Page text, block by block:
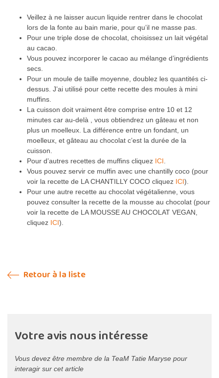
Veillez à ne laisser aucun liquide rentrer dans le chocolat
lors de la fonte au bain marie, pour qu’il ne masse pas.
Pour une triple dose de chocolat, choisissez un lait végétal
au cacao.
Vous pouvez incorporer le cacao au mélange d’ingrédients
secs.
Pour un moule de taille moyenne, doublez les quantités ci-
dessus. J’ai utilisé pour cette recette des moules à mini
muffins.
La cuisson doit vraiment être comprise entre 10 et 12
minutes car au-delà , vous obtiendrez un gâteau et non
plus un moelleux. La différence entre un fondant, un
moelleux, et gâteau au chocolat c’est la durée de la
cuisson.
Pour d’autres recettes de muffins cliquez ICI
Vous pouvez servir ce muffin avec une chantilly coco (pour
voir la recette de LA CHANTILLY COCO cliquez ICI).
Pour une autre recette au chocolat végétalienne, vous
pouvez consulter la recette de la mousse au chocolat (pour
voir la recette de LA MOUSSE AU CHOCOLAT VEGAN,
cliquez ICI).
Retour à la liste
Votre avis nous intéresse
Vous devez être membre de la TeaM Tatie Maryse pour
interagir sur cet article